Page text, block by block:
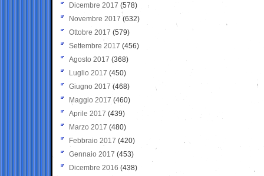
Dicembre 2017 (578)
Novembre 2017 (632)
Ottobre 2017 (579)
Settembre 2017 (456)
Agosto 2017 (368)
Luglio 2017 (450)
Giugno 2017 (468)
Maggio 2017 (460)
Aprile 2017 (439)
Marzo 2017 (480)
Febbraio 2017 (420)
Gennaio 2017 (453)
Dicembre 2016 (438)